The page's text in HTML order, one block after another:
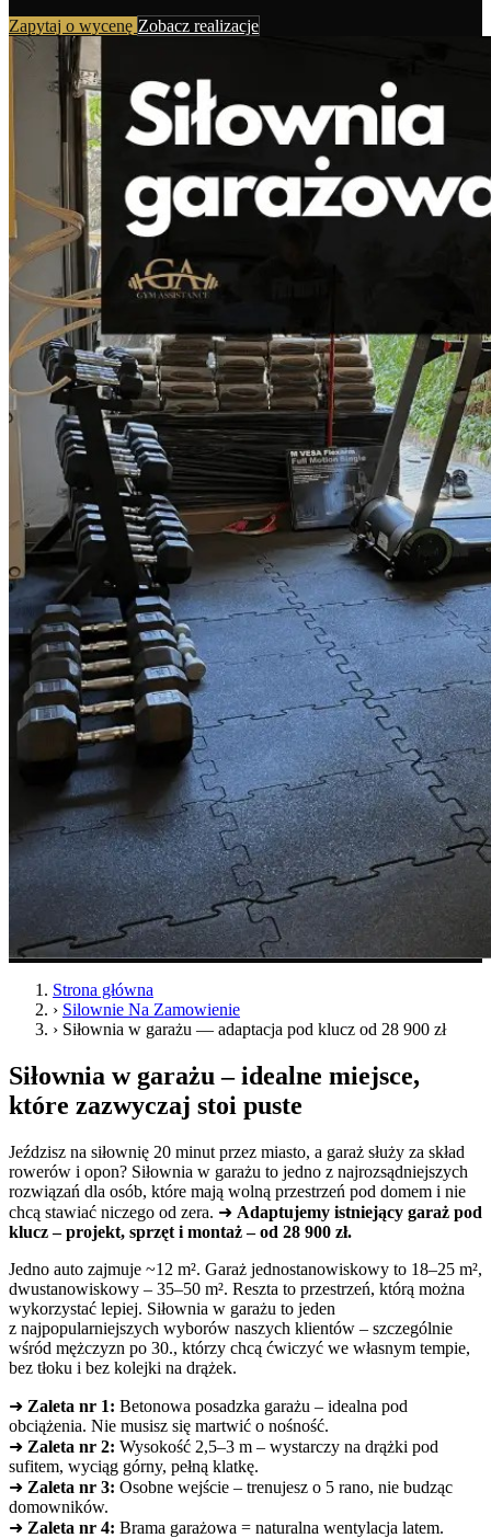
Zapytaj o wycenę Zobacz realizacje
Strona główna
› Silownie Na Zamowienie
› Siłownia w garażu — adaptacja pod klucz od 28 900 zł
Siłownia w garażu – idealne miejsce,
które zazwyczaj stoi puste
Jeździsz na siłownię 20 minut przez miasto, a garaż służy za skład
rowerów i opon? Siłownia w garażu to jedno z najrozsądniejszych
rozwiązań dla osób, które mają wolną przestrzeń pod domem i nie
chcą stawiać niczego od zera. ➜ Adaptujemy istniejący garaż pod
klucz – projekt, sprzęt i montaż – od 28 900 zł.
Jedno auto zajmuje ~12 m². Garaż jednostanowiskowy to 18–25 m²,
dwustanowiskowy – 35–50 m². Reszta to przestrzeń, którą można
wykorzystać lepiej. Siłownia w garażu to jeden
z najpopularniejszych wyborów naszych klientów – szczególnie
wśród mężczyzn po 30., którzy chcą ćwiczyć we własnym tempie,
bez tłoku i bez kolejki na drążek.
➜ Zaleta nr 1: Betonowa posadzka garażu – idealna pod
obciążenia. Nie musisz się martwić o nośność.
➜ Zaleta nr 2: Wysokość 2,5–3 m – wystarczy na drążki pod
sufitem, wyciąg górny, pełną klatkę.
➜ Zaleta nr 3: Osobne wejście – trenujesz o 5 rano, nie budząc
domowników.
➜ Zaleta nr 4: Brama garażowa = naturalna wentylacja latem.